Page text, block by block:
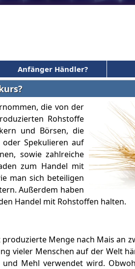
Anfänger Händler?
die von der
Rohstoffe
und Börsen, die
Spekulieren auf
sowie zahlreiche
zum Handel mit
man sich beteiligen
Außerdem haben
Handel mit Rohstoffen halten.
Menge nach Mais an
vieler Menschen auf der Welt
Mehl verwendet wird.